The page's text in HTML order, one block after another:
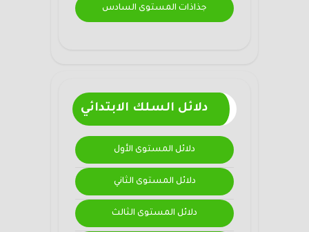
جذاذات المستوى السادس
دلائل السلك الابتدائي
دلائل المستوى الأول
دلائل المستوى الثاني
دلائل المستوى الثالث